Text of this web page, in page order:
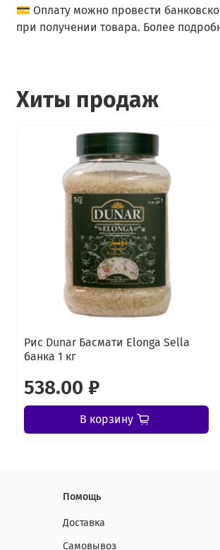
💳 Оплату можно провести
при получении товара. Более
Хиты продаж
Рис Dunar Басмати Elonga Sella
банка 1 кг
538.00 ₽
В корзину
Помощь
Доставка
Самовывоз